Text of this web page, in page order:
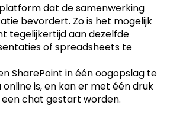
dat de samenwerking
bevordert. Zo is het mogelijk
tegelijkertijd aan dezelfde
of spreadsheets te
SharePoint in één oogopslag te
is, en kan er met één druk
chat gestart worden.